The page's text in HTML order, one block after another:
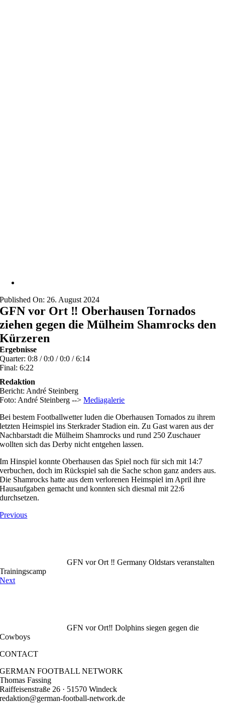
Published On: 26. August 2024
GFN vor Ort ‼️ Oberhausen Tornados
ziehen gegen die Mülheim Shamrocks den
Kürzeren
Ergebnisse
Quarter: 0:8 / 0:0 / 0:0 / 6:14
Final: 6:22
Redaktion
Bericht: André Steinberg
Foto: André Steinberg -->Mediagalerie
Bei bestem Footballwetter luden die Oberhausen Tornados zu ihrem
letzten Heimspiel ins Sterkrader Stadion ein. Zu Gast waren aus der
Nachbarstadt die Mülheim Shamrocks und rund 250 Zuschauer
wollten sich das Derby nicht entgehen lassen.
Im Hinspiel konnte Oberhausen das Spiel noch für sich mit 14:7
verbuchen, doch im Rückspiel sah die Sache schon ganz anders aus.
Die Shamrocks hatte aus dem verlorenen Heimspiel im April ihre
Hausaufgaben gemacht und konnten sich diesmal mit 22:6
durchsetzen.
Previous
GFN vor Ort ‼️ Germany Oldstars veranstalten
Trainingscamp
Next
GFN vor Ort‼️ Dolphins siegen gegen die
Cowboys
CONTACT
GERMAN FOOTBALL NETWORK
Thomas Fassing
Raiffeisenstraße 26 · 51570 Windeck
redaktion@german-football-network.de